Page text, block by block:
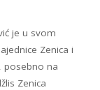
je u svom
Zenica i
posebno na
Zenica